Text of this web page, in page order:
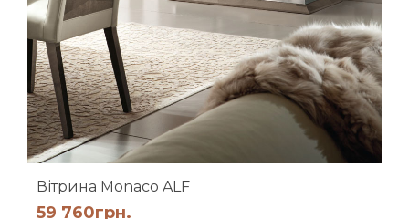
Вітрина Monaco ALF
59 760грн.